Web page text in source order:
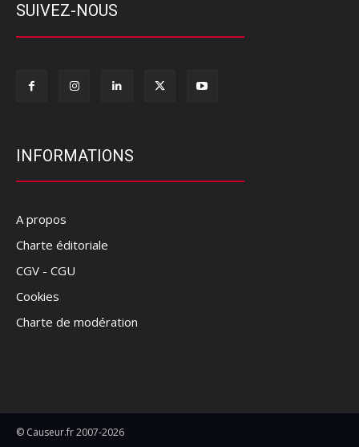
SUIVEZ-NOUS
INFORMATIONS
A propos
Charte éditoriale
CGV - CGU
Cookies
Charte de modération
© Causeur.fr 2007-2026